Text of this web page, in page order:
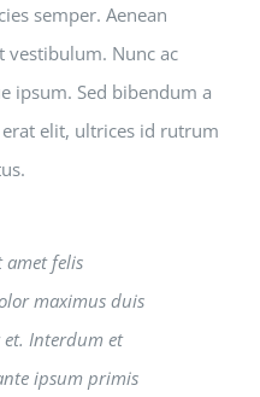
semper. Aenean
vestibulum. Nunc ac
ipsum. Sed bibendum a
elit, ultrices id rutrum
amet felis
maximus duis
Interdum et
ipsum primis